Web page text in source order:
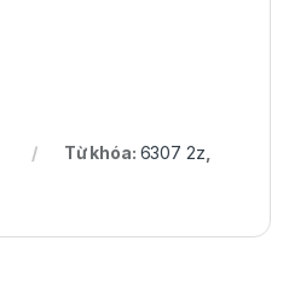
Từ khóa: 6307 2z